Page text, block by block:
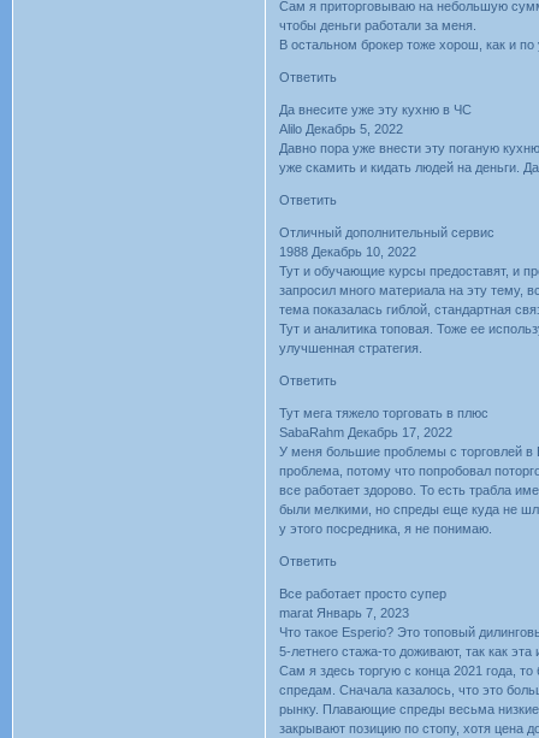
Сам я приторговываю на небольшую
чтобы деньги работали за меня.
В остальном брокер тоже хорош, как и
Ответить
Да внесите уже эту кухню в ЧС
Alilo Декабрь 5, 2022
Давно пора уже внести эту поганую
уже скамить и кидать людей на деньги.
Ответить
Отличный дополнительный сервис
1988 Декабрь 10, 2022
Тут и обучающие курсы предоставят, и
запросил много материала на эту тему,
тема показалась гиблой, стандартная
Тут и аналитика топовая. Тоже ее
улучшенная стратегия.
Ответить
Тут мега тяжело торговать в плюс
SabaRahm Декабрь 17, 2022
У меня большие проблемы с торговлей в
проблема, потому что попробовал
все работает здорово. То есть трабла
были мелкими, но спреды еще куда не
у этого посредника, я не понимаю.
Ответить
Все работает просто супер
marat Январь 7, 2023
Что такое Esperio? Это топовый
5-летнего стажа-то доживают, так как
Сам я здесь торгую с конца 2021 года,
спредам. Сначала казалось, что это
рынку. Плавающие спреды весьма
закрывают позицию по стопу, хотя цена